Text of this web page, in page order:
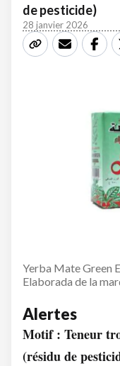
de pesticide)
28 janvier 2026
Yerba Mate Green
Elaborada de la
Alertes
Motif : Teneur
(résidu de